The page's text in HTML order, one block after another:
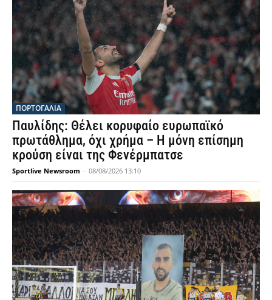
ΠΟΡΤΟΓΑΛΙΑ
Παυλίδης: Θέλει κορυφαίο ευρωπαϊκό
πρωτάθλημα, όχι χρήμα – Η μόνη επίσημη
κρούση είναι της Φενέρμπατσε
Sportlive Newsroom - 08/08/2026 13:10